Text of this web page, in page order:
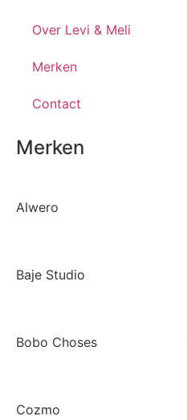
Over Levi & Meli
Merken
Contact
Merken
Alwero
Baje Studio
Bobo Choses
Cozmo